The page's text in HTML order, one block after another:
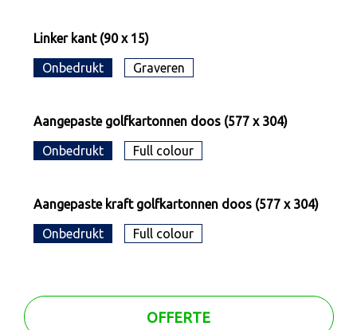
Linker kant (90 x 15)
Onbedrukt Graveren
Aangepaste golfkartonnen doos (577 x 304)
Onbedrukt Full colour
Aangepaste kraft golfkartonnen doos (577 x 304)
Onbedrukt Full colour
OFFERTE